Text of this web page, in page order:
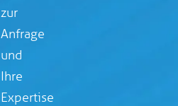
zur
Anfrage
und
Ihre
Expertise